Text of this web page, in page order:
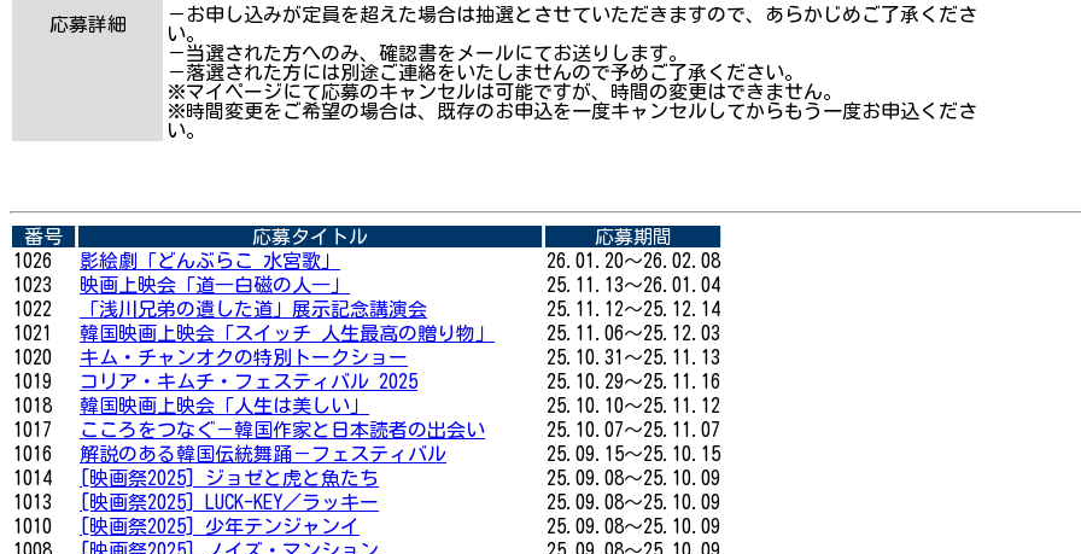
応募詳細
－お申し込みが定員を超えた場合は抽選とさせていただきますので、あらかじめご了承くださ
い。
－当選された方へのみ、確認書をメールにてお送りします。
－落選された方には別途ご連絡をいたしませんので予めご了承ください。
※マイページにて応募のキャンセルは可能ですが、時間の変更はできません。
※時間変更をご希望の場合は、既存のお申込を一度キャンセルしてからもう一度お申込くださ
い。
番号 応募タイトル
応募期間
1026
影絵劇「どんぶらこ 水宮歌」
26.01.20～26.02.08
1023
映画上映会「道―白磁の人―」
25.11.13～26.01.04
1022
「浅川兄弟の遺した道」展示記念講演会
25.11.12～25.12.14
1021
韓国映画上映会「スイッチ 人生最高の贈り物」
25.11.06～25.12.03
1020
キム・チャンオクの特別トークショー
25.10.31～25.11.13
1019
コリア・キムチ・フェスティバル 2025
25.10.29～25.11.16
1018
韓国映画上映会「人生は美しい」
25.10.10～25.11.12
1017
こころをつなぐ－韓国作家と日本読者の出会い
25.10.07～25.11.07
1016
解説のある韓国伝統舞踊－フェスティバル
25.09.15～25.10.15
1014
[映画祭2025] ジョゼと虎と魚たち
25.09.08～25.10.09
1013
[映画祭2025] LUCK-KEY／ラッキー
25.09.08～25.10.09
1010
[映画祭2025] 少年テンジャンイ
25.09.08～25.10.09